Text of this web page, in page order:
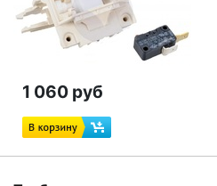
1 060 руб